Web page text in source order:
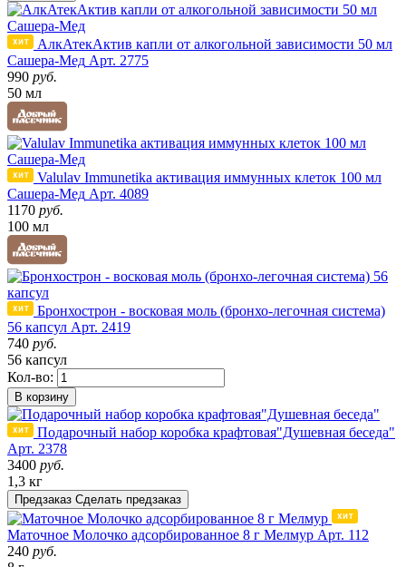
АлкАтекАктив капли от алкогольной зависимости 50 мл
Сашера-Мед Арт. 2775
990 руб.
50 мл
Valulav Immunetika активация иммунных клеток 100 мл
Сашера-Мед Арт. 4089
1170 руб.
100 мл
Бронхострон - восковая моль (бронхо-легочная система)
56 капсул Арт. 2419
740 руб.
56 капсул
Кол-во:
В корзину
Подарочный набор коробка крафтовая"Душевная беседа"
Арт. 2378
3400 руб.
1,3 кг
Предзаказ Сделать предзаказ
Маточное Молочко адсорбированное 8 г Мелмур Арт. 112
240 руб.